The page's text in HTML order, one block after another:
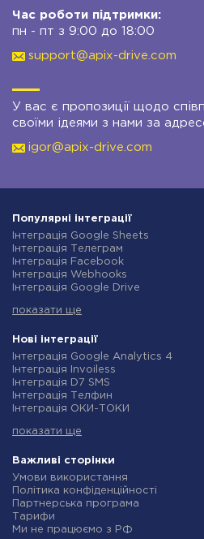
Час роботи підтримки:
пн - пт з 9:00 до 18:00
support@apix-drive.com
У вас є пропозиції щодо
своїми ідеями з нами за
igor@apix-drive.com
Популярні інтеграції
Інтеграція Google Sheets
Інтеграція Телеграм
Інтеграція Facebook
Інтеграція Webhooks
Інтеграція Google Drive
Інтеграція Gmail
Інтеграція Rozetka
Інтеграція OpenAI (ChatGPT)
Інтеграція Binotel
Інтеграція Prom
Інтеграція Приват24
Інтеграція OLX
Інтеграція SendPulse
Інтеграція Stream Telecom
Інтеграція Google Analytics
Інтеграція Creatio
Інтеграція Ringostat
Інтеграція Google Calendar
Інтеграція Airtable
показати ще
Нові інтеграції
Інтеграція Google Analytics 4
Інтеграція Invoiless
Інтеграція D7 SMS
Інтеграція Телфин
Інтеграція ОКИ-ТОКИ
Інтеграція Microsoft Dynamics 365
Інтеграція TxtSync
Інтеграція Wire2Air
Інтеграція Corezoid
Інтеграція Infobip
Інтеграція Instasent
Інтеграція AtomPark
показати ще
Важливі сторінки
Умови використання
Політика конфіденційності
Партнерська програма
Тарифи
Ми не працюємо з РФ